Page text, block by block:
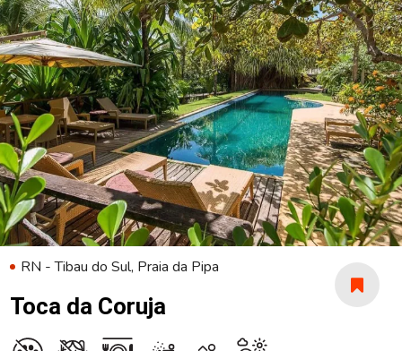
RN - Tibau do Sul, Praia da Pipa
Toca da Coruja